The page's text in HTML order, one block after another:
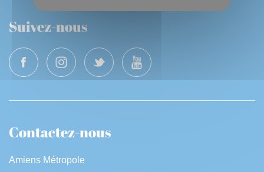
Suivez-nous
Contactez-nous
Amiens Métropole